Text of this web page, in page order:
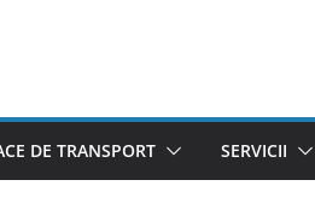
DE TRANSPORT SERVICII